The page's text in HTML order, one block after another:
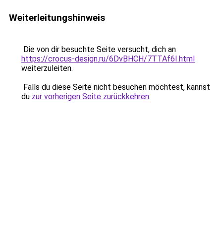
Weiterleitungshinweis
Die von dir besuchte Seite versucht, dich an
https://crocus-design.ru/6DvBHCH/7TTAf6I.html
weiterzuleiten.
Falls du diese Seite nicht besuchen möchtest, kannst
du zur vorherigen Seite zurückkehren.